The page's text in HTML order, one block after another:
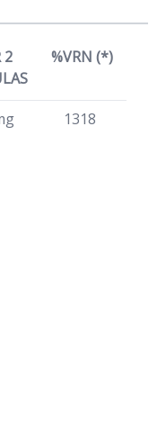
2
%VRN (*)
1318